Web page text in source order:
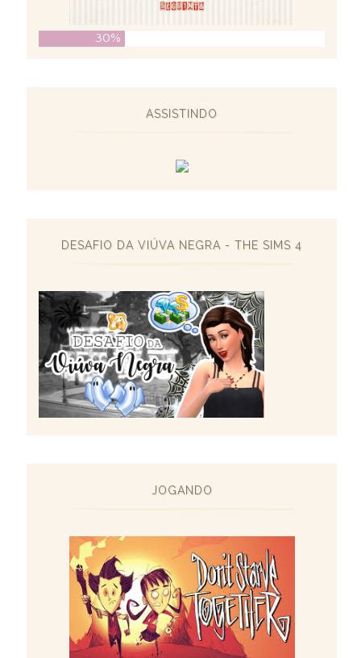
30%
ASSISTINDO
DESAFIO DA VIÚVA NEGRA - THE SIMS 4
JOGANDO